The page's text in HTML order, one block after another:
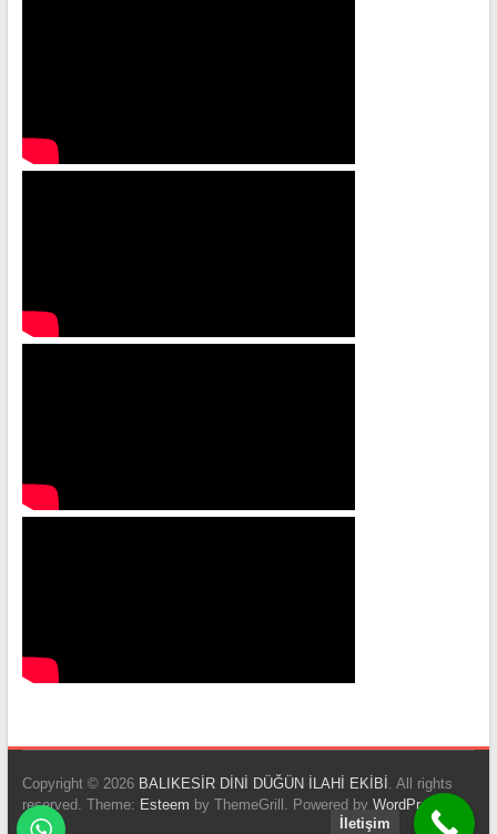
Copyright © 2026 BALIKESİR DİNİ DÜĞÜN İLAHİ EKİBİ
. All rights
reserved. Theme: Esteem by ThemeGrill. Powered by WordPress
İletişim